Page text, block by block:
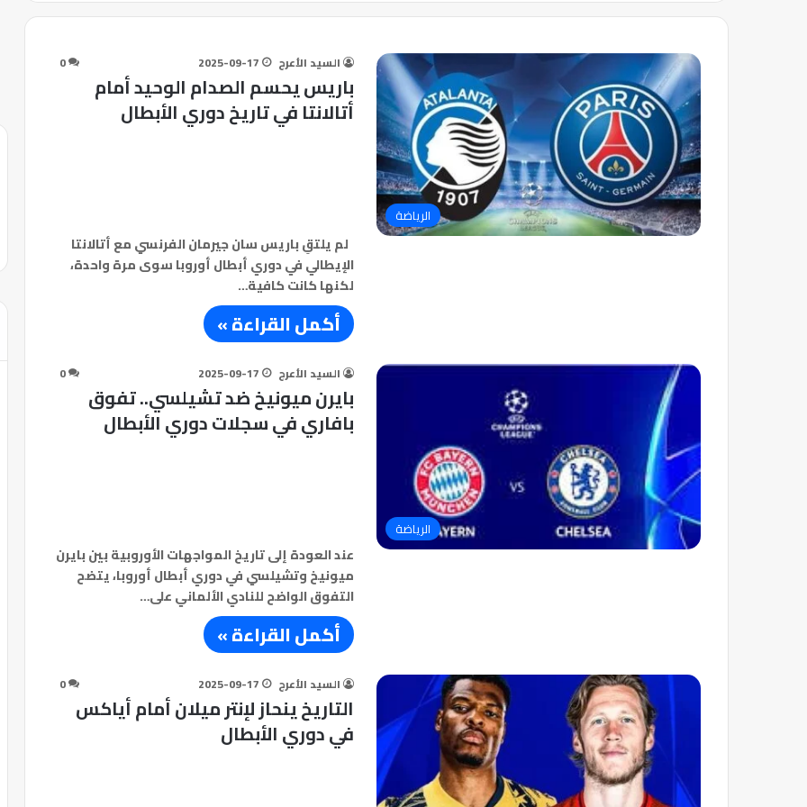
الرياضة
السيد الأعرج 2025-09-17
0
باريس يحسم الصدام الوحيد أمام
أتالانتا في تاريخ دوري الأبطال
لم يلتقِ باريس سان جيرمان الفرنسي مع أتالانتا
الإيطالي في دوري أبطال أوروبا سوى مرة واحدة،
لكنها كانت كافية…
أكمل القراءة »
الرياضة
السيد الأعرج 2025-09-17
0
بايرن ميونيخ ضد تشيلسي.. تفوق
بافاري في سجلات دوري الأبطال
عند العودة إلى تاريخ المواجهات الأوروبية بين بايرن
ميونيخ وتشيلسي في دوري أبطال أوروبا، يتضح
التفوق الواضح للنادي الألماني على…
أكمل القراءة »
السيد الأعرج 2025-09-17
0
التاريخ ينحاز لإنتر ميلان أمام أياكس
في دوري الأبطال